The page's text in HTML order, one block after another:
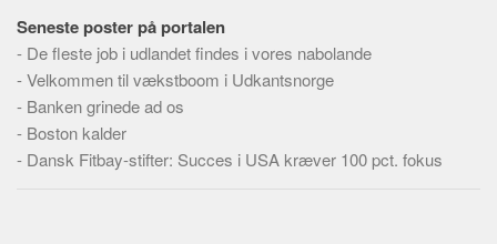
Seneste poster på portalen
- De fleste job i udlandet findes i vores nabolande
-Velkommen til vækstboom i Udkantsnorge
- Banken grinede ad os
- Boston kalder
- Dansk Fitbay-stifter: Succes i USA kræver 100 pct. fokus